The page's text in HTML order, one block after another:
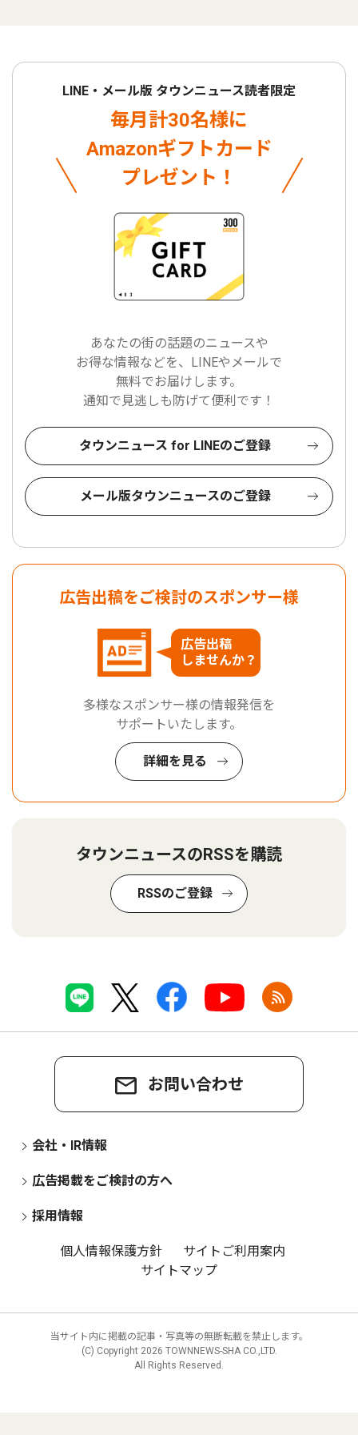
LINE・メール版 タウンニュース読者限定
毎月計30名様に
Amazonギフトカード
プレゼント！
あなたの街の話題のニュースや
お得な情報などを、LINEやメールで
無料でお届けします。
通知で見逃しも防げて便利です！
タウンニュース for LINEのご登録
メール版タウンニュースのご登録
広告出稿をご検討のスポンサー様
広告出稿
しませんか？
多様なスポンサー様の情報発信を
サポートいたします。
詳細を見る
タウンニュースのRSSを購読
RSSのご登録
お問い合わせ
会社・IR情報
広告掲載をご検討の方へ
採用情報
個人情報保護方針
サイトご利用案内
サイトマップ
当サイト内に掲載の記事・写真等の無断転載を禁止します。
(C) Copyright 2026 TOWNNEWS-SHA CO.,LTD.
All Rights Reserved.